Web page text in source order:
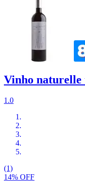
Vinho naturelle
1.0
(1)
14% OFF